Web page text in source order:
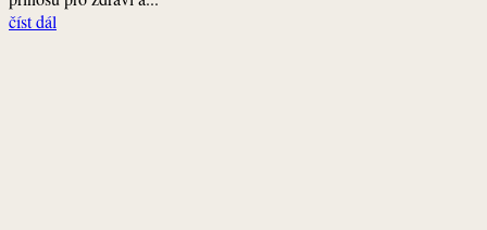
číst dál